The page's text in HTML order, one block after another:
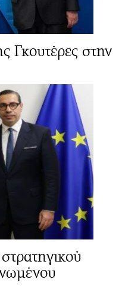
Γκουτέρες στην